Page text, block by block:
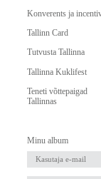
Konverents ja
Tallinn Card
Tutvusta Tallinna
Tallinna Kuklifest
Teneti võttepaigad
Tallinnas
Minu album